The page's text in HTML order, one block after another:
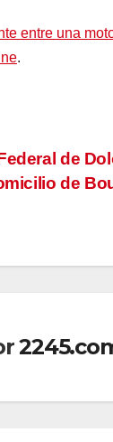
entre una
.
de
de